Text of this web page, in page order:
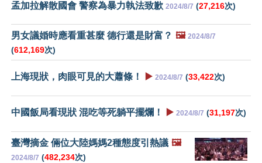
孟加拉解散國會 警察為暴力執法致歉 2024/8/7 (27,216次)
男女議婚時應看重甚麼 德行還是財富？ 🖼️ 2024/8/7
(612,169次)
上海現狀，肉眼可見的大蕭條！ ▶️ 2024/8/7 (33,422次)
中國飯局看現狀 混吃等死躺平擺爛！ ▶️ 2024/8/7 (31,197次)
臺灣摘金 倆位大陸媽媽2種態度引熱議 🖼️
2024/8/7 (482,234次)